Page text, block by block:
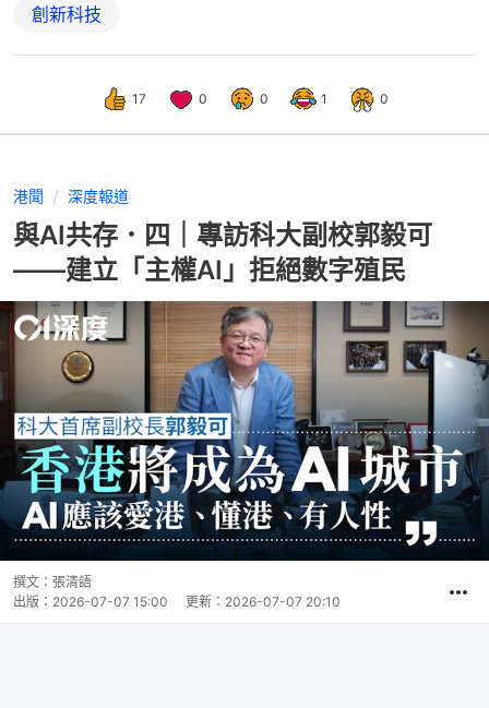
創新科技
17 0 0 1 0
港聞 深度報道
與AI共存．四｜專訪科大副校郭毅可
——建立「主權AI」拒絕數字殖民
撰文： 張清語
出版： 2026-07-07 15:00 更新： 2026-07-07 20:10